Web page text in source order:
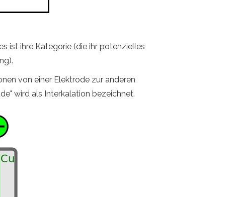
ist ihre Kategorie (die ihr potenzielles
von einer Elektrode zur anderen
wird als Interkalation bezeichnet.